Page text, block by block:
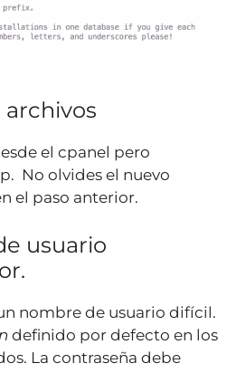
archivos
el cpanel pero
No olvides el nuevo
el paso anterior.
usuario
nombre de usuario difícil.
definido por defecto en los
La contraseña debe